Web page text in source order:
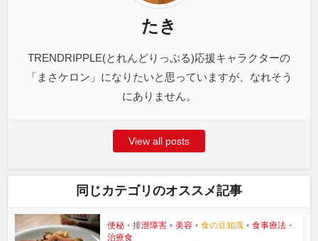
たき
TRENDRIPPLE(とれんどりっぷる)応援キャラクターの
「まさケロン」になりたいと思っていますが、なれそう
にありません。
View all posts
同じカテゴリのオススメ記事
便秘・排泄障害 • 美容 • 食の豆知識 • 食事療法・
治療食